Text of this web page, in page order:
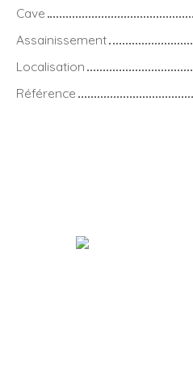
Cave
Assainissement
Localisation
Référence